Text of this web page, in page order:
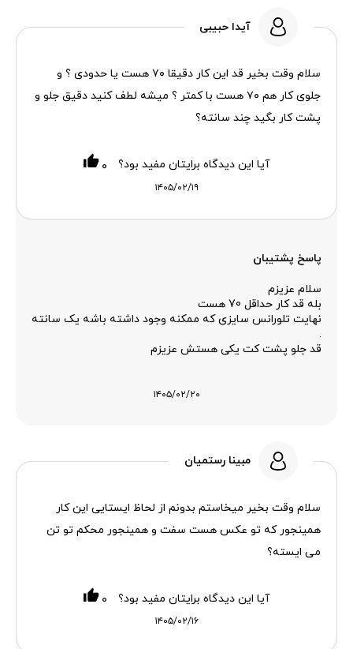
آیدا حبیبی
سلام وقت بخیر قد این کار دقیقا ۷۰ هست یا حدودی ؟ و
جلوی کار هم ۷۰ هست با کمتر ؟ میشه لطف کنید دقیق جلو و
پشت کار بگید چند سانته؟
۱۴۰۵/۰۲/۱۹
آیا این دیدگاه برایتان مفید بود؟ ۰
پاسخ پشتیبان
سلام عزیزم
بله قد کار حداقل 70 هست
نهایت تلورانس سایزی که ممکنه وجود داشته باشه یک سانته
.
قد جلو پشت کت یکی هستش عزیزم
۱۴۰۵/۰۲/۲۰
مبینا رستمیان
سلام وقت بخیر میخاستم بدونم از لحاظ ایستایی این کار
همینجور که تو عکس هست سفت و همینجور محکم تو تن
می ایسته؟
۱۴۰۵/۰۲/۱۶
آیا این دیدگاه برایتان مفید بود؟ ۰